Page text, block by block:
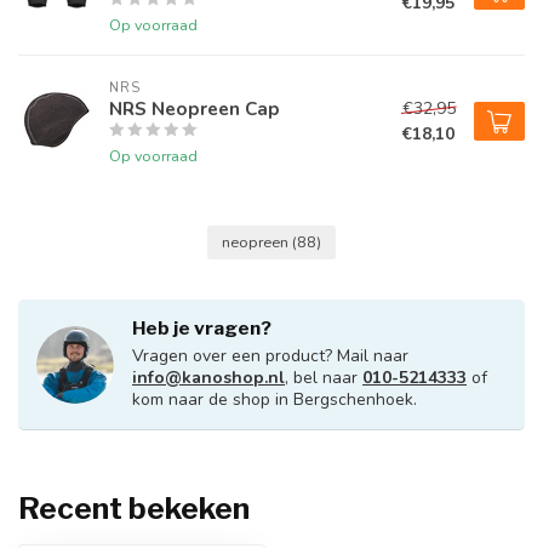
Op voorraad
NRS
NRS Neopreen Cap
Op voorraad
€32,95
€18,10
neopreen (88)
Heb je vragen?
Vragen over een product? Mail naar
info@kanoshop.nl, bel naar 010-5214333 of
kom naar de shop in Bergschenhoek.
Recent bekeken